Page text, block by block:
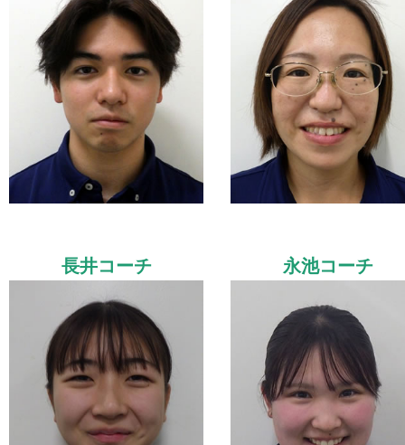
長井コーチ 永池コーチ